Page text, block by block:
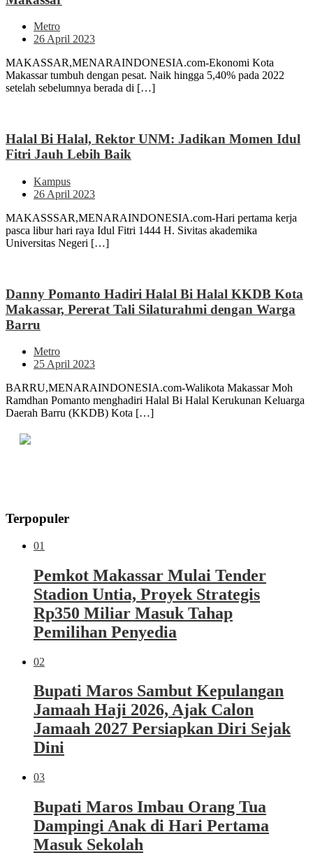
Metro
26 April 2023
MAKASSAR,MENARAINDONESIA.com-Ekonomi Kota
Makassar tumbuh dengan pesat. Naik hingga 5,40% pada 2022
setelah sebelumnya berada di […]
Halal Bi Halal, Rektor UNM: Jadikan Momen Idul
Fitri Jauh Lebih Baik
Kampus
26 April 2023
MAKASSSAR,MENARAINDONESIA.com-Hari pertama kerja
pasca libur hari raya Idul Fitri 1444 H. Sivitas akademika
Universitas Negeri […]
Danny Pomanto Hadiri Halal Bi Halal KKDB Kota
Makassar, Pererat Tali Silaturahmi dengan Warga
Barru
Metro
25 April 2023
BARRU,MENARAINDONESIA.com-Walikota Makassar Moh
Ramdhan Pomanto menghadiri Halal Bi Halal Kerukunan Keluarga
Daerah Barru (KKDB) Kota […]
Terpopuler
01
Pemkot Makassar Mulai Tender
Stadion Untia, Proyek Strategis
Rp350 Miliar Masuk Tahap
Pemilihan Penyedia
02
Bupati Maros Sambut Kepulangan
Jamaah Haji 2026, Ajak Calon
Jamaah 2027 Persiapkan Diri Sejak
Dini
03
Bupati Maros Imbau Orang Tua
Dampingi Anak di Hari Pertama
Masuk Sekolah